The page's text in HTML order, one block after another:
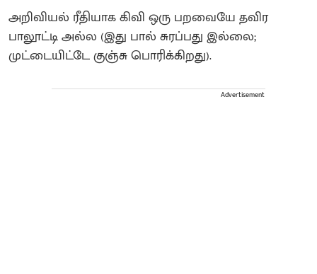
அறிவியல் ரீதியாக கிவி ஒரு பறவையே தவிர
பாலூட்டி அல்ல (இது பால் சுரப்பது இல்லை;
முட்டையிட்டே குஞ்சு பொரிக்கிறது).
Advertisement